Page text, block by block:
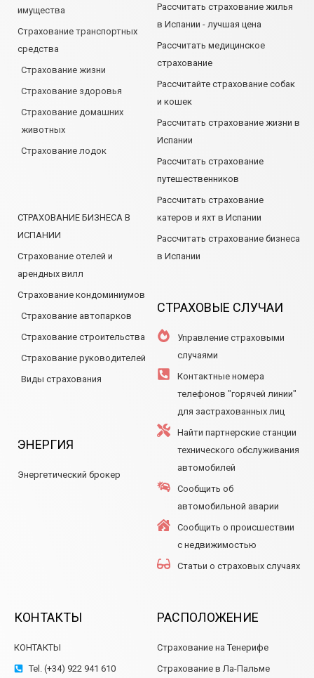
имущества
Страхование транспортных
средства
Страхование жизни
Страхование здоровья
Страхование домашних
животных
Страхование лодок
СТРАХОВАНИЕ БИЗНЕСА В
ИСПАНИИ
Страхование отелей и
арендных вилл
Страхование кондоминиумов
Страхование автопарков
Страхование строительства
Страхование руководителей
Виды страхования
ЭНЕРГИЯ
Энергетический брокер
Рассчитать страхование жилья
в Испании - лучшая цена
Рассчитать медицинское
страхование
Рассчитайте страхование собак
и кошек
Рассчитать страхование жизни в
Испании
Рассчитать страхование
путешественников
Рассчитать страхование
катеров и яхт в Испании
Рассчитать страхование бизнеса
в Испании
СТРАХОВЫЕ СЛУЧАИ
Управление страховыми
случаями
Контактные номера
телефонов "горячей линии"
для застрахованных лиц
Найти партнерские станции
технического обслуживания
автомобилей
Сообщить об
автомобильной аварии
Сообщить о происшествии
с недвижимостью
Статьи о страховых случаях
КОНТАКТЫ
КОНТАКТЫ
Tel. (+34) 922 941 610
РАСПОЛОЖЕНИЕ
Страхование на Тенерифе
Страхование в Ла-Пальме